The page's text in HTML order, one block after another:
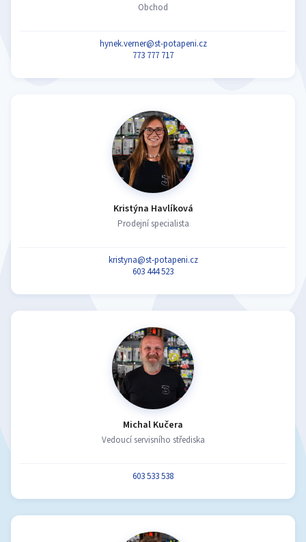
Obchod
hynek.verner@st-potapeni.cz
773 777 717
Kristýna Havlíková
Prodejní specialista
kristyna@st-potapeni.cz
603 444 523
Michal Kučera
Vedoucí servisního střediska
603 533 538